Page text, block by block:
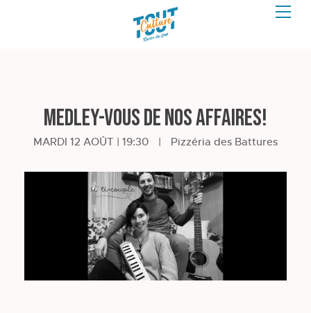
Medley-vous de nos affaires!
MARDI 12 AOÛT | 19:30 | Pizzéria des Battures